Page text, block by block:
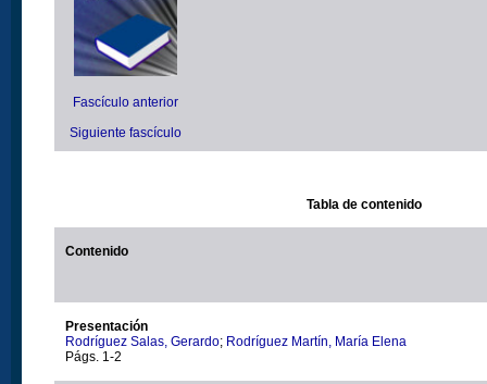
Fascículo anterior
Siguiente fascículo
Tabla de contenido
Contenido
Presentación
Rodríguez Salas, Gerardo; Rodríguez Martín, María Elena
Págs. 1-2